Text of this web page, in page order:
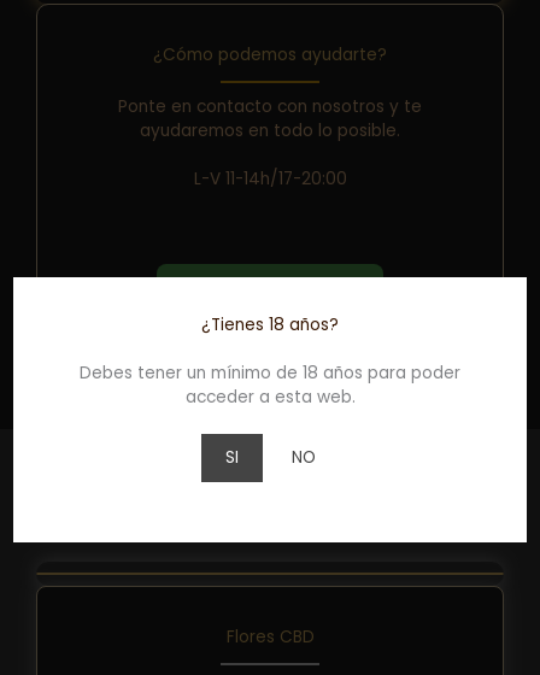
¿Tienes 18 años?
Debes tener un mínimo de 18 años para poder
acceder a esta web.
SI NO
¿Cómo podemos ayudarte?
Ponte en contacto con nosotros y te
ayudaremos en todo lo posible.
L-V 11-14h/17-20:00
Flores CBD